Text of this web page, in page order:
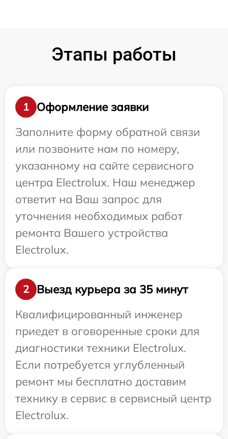
Этапы работы
1
Оформление заявки
Заполните форму обратной связи
или позвоните нам по номеру,
указанному на сайте сервисного
центра Electrolux. Наш менеджер
ответит на Ваш запрос для
уточнения необходимых работ
ремонта Вашего устройства
Electrolux.
2
Выезд курьера за 35 минут
Квалифицированный инженер
приедет в оговоренные сроки для
диагностики техники Electrolux.
Если потребуется углубленный
ремонт мы бесплатно доставим
технику в сервис в сервисный центр
Electrolux.